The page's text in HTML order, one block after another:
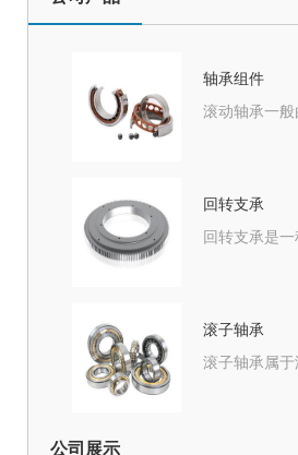
轴承组件
回转支承
滚子轴承
公司展示